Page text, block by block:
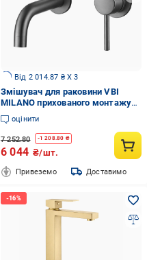
Від 2 014.87 ₴ X 3
Змішувач для раковини VBI
MILANO прихованого монтажу
Graphite (2958591545)
оцінити
7 252.80 -1 208.80 ₴
6 044 ₴/шт.
Привеземо Доставимо